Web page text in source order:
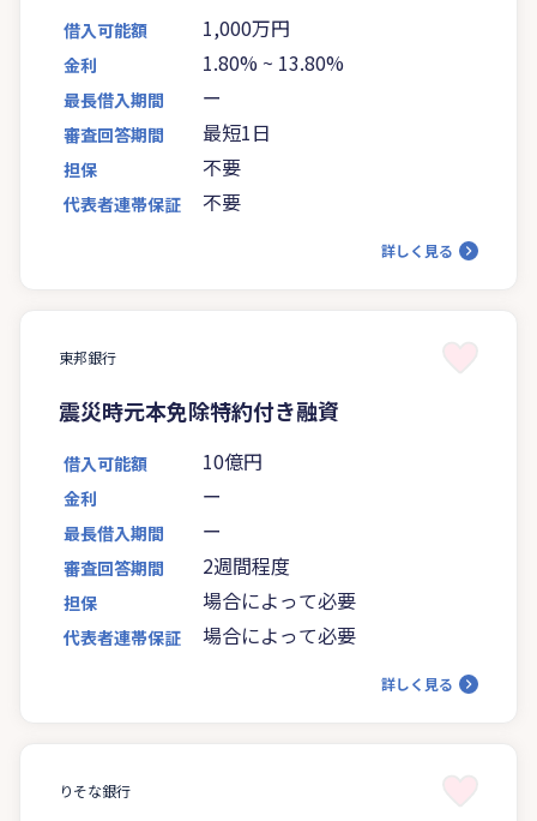
借入可能額 1,000万円
金利 1.80% ~ 13.80%
最長借入期間 ー
審査回答期間 最短1日
担保 不要
代表者連帯保証 不要
詳しく見る
東邦銀行
震災時元本免除特約付き融資
借入可能額 10億円
金利 ー
最長借入期間 ー
審査回答期間 2週間程度
担保 場合によって必要
代表者連帯保証 場合によって必要
詳しく見る
りそな銀行